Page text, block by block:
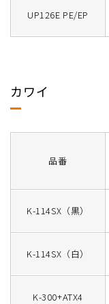
UP126E PE/EP
カワイ
品番
K-114SX（黒）
K-114SX（白）
K-300+ATX4